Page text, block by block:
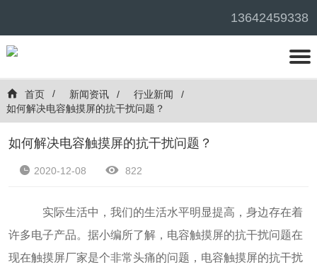
13642459338
首页 新闻资讯
行业新闻
如何解决电容触摸屏的抗干扰问题？
如何解决电容触摸屏的抗干扰问题？
2020-12-08 822
实际生活中，我们的生活水平明显提高，身边存在着
许多电子产品。据小编所了解，电容触摸屏的抗干扰问题在
现在触摸屏厂家是个非常头痛的问题，电容触摸屏的抗干扰